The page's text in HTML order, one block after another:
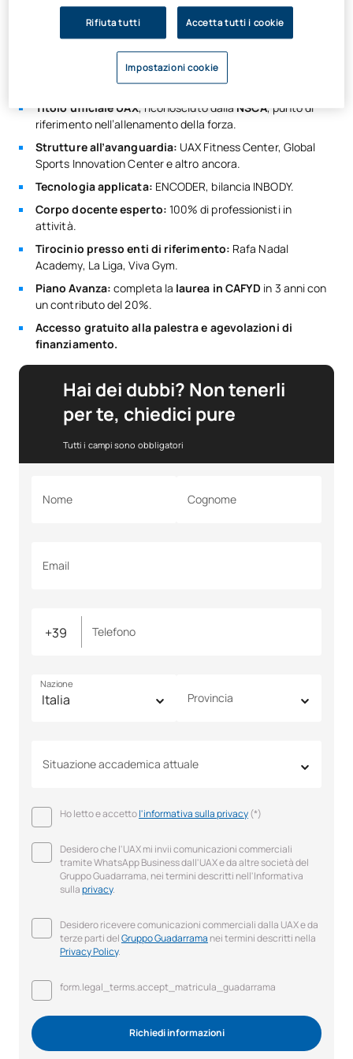
ufficiale di formazione professionale in Preparazione Fisica
ex TAFAD)potrai formarti ai massimi livelli sotto la
, e dare slancio alla tua carriera professionale
nel campo dell’allenamento, dell’attività fisica e della salute.
Titolo ufficiale UAX, riconosciuto dallaNSCA, punto di
riferimento nell’allenamento della forza.
Strutture all’avanguardia: UAX Fitness Center, Global
Sports Innovation Center e altro ancora.
Tecnologia applicata: ENCODER, bilancia INBODY.
Corpo docente esperto: 100% di professionisti in
attività.
Tirocinio presso enti di riferimento: Rafa Nadal
Academy, La Liga, Viva Gym.
Piano Avanza:completa la laurea in CAFYD in 3 anni con
un contributo del 20%.
Accesso gratuito alla palestra e agevolazioni di
finanziamento.
Hai dei dubbi? Non tenerli
per te, chiedici pure
Tutti i campi sono obbligatori
Nome Cognome
Email
Telefono
Nazione
Provincia
Situazione accademica attuale
Ho letto e accettol'informativa sulla privacy(*)
Desidero che l'UAX mi invii comunicazioni commerciali
tramite WhatsApp Business dall'UAX e da altre società del
Gruppo Guadarrama, nei termini descritti nell'Informativa
sullaprivacy.
Desidero ricevere comunicazioni commerciali dalla UAX e da
terze parti delGruppo Guadarrama nei termini descritti nella
Privacy Policy.
form.legal_terms.accept_matricula_guadarrama
Richiedi informazioni
Rifiuta tutti Accetta tutti i cookie
Impostazioni cookie